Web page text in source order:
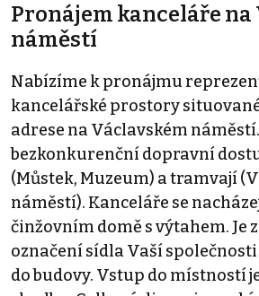
Pronájem kanceláře na
náměstí
Nabízíme k pronájmu
kancelářské prostory
adrese na Václavském
bezkonkurenční dopravní
(Můstek, Muzeum) a tramvají
náměstí). Kanceláře se
činžovním domě s výtahem. Je
označení sídla Vaší
do budovy. Vstup do místností